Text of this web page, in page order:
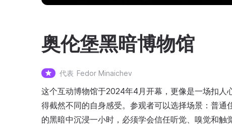
奥伦堡黑暗博物馆
代表 Fedor Minaichev
这个互动博物馆于2024年4月开幕，更像是一场扣人
得截然不同的自身感受。参观者可以选择场景：普
的黑暗中沉浸一小时，必须学会信任听觉、嗅觉和触